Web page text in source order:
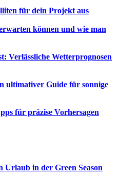
für dein Projekt aus
können und wie man
Verlässliche Wetterprognosen
ultimativer Guide für sonnige
für präzise Vorhersagen
Urlaub in der Green Season